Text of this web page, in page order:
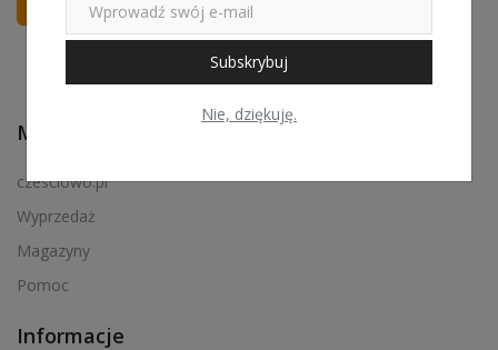
Subskrybuj
Nie, dziękuję.
Menu podręczne
czesciowo.pl
Wyprzedaż
Magazyny
Pomoc
Informacje